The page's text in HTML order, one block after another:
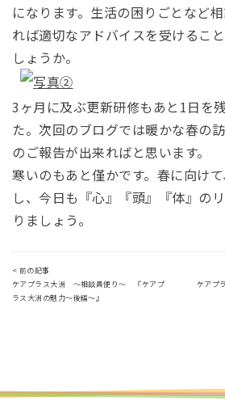
になります。生活の困りごとなど
れば適切なアドバイスを受けるこ
しょうか。
3ヶ月に及ぶ更新研修もあと1日を
た。次回のブログでは暖かな春の
のご報告が出来ればと思います。
寒いのもあと僅かです。春に向け
し、今日も『心』『頭』『体』の
りましょう。
< 前の記事
ケアプラス大洲 ～相談員便り～ 『ケアプ
ラス大洲の魅力～後編～』
ケアプ